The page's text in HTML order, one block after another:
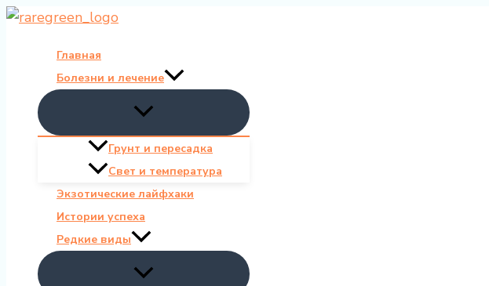
Перейти
содержимому
Главная
Болезни и лечение
Грунт и пересадка
Свет и температура
Экзотические лайфхаки
Истории успеха
Редкие виды